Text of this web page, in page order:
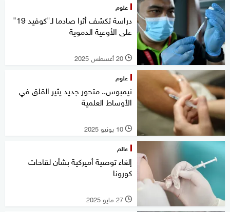
علوم
دراسة تكشف أثرا صادما لـ"كوفيد 19"
على الأوعية الدموية
l 20 أغسطس 2025
علوم
نيمبوس.. متحور جديد يثير القلق في
الأوساط العلمية
l 10 يونيو 2025
عالم
إلغاء توصية أميركية بشأن لقاحات
كورونا
l 27 مايو 2025